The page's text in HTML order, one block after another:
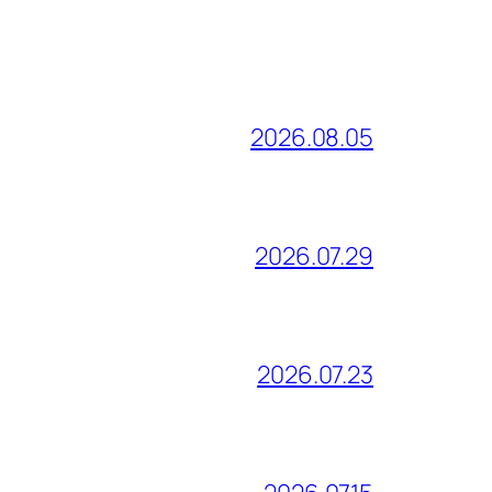
2026.08.05
2026.07.29
2026.07.23